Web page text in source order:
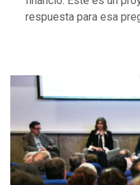
respuesta para esa